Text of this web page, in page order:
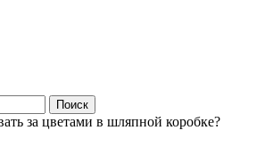
Поиск
за цветами в шляпной коробке?